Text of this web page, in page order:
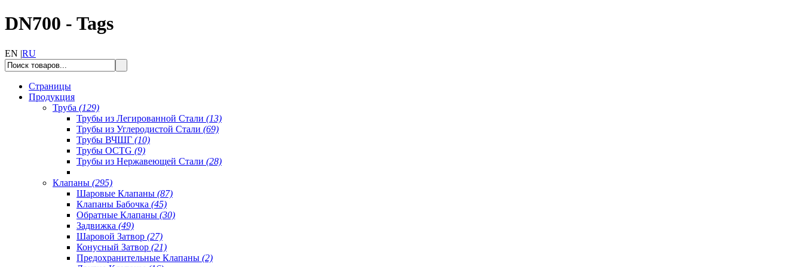
DN700 - Tags
EN |RU
Страницы
Продукция
Труба (129)
Трубы из Легированной Стали (13)
Трубы из Углеродистой Стали (69)
Трубы ВЧШГ (10)
Трубы OCTG (9)
Трубы из Нержавеющей Стали (28)
Клапаны (295)
Шаровые Клапаны (87)
Клапаны Бабочка (45)
Обратные Клапаны (30)
Задвижка (49)
Шаровой Затвор (27)
Конусный Затвор (21)
Предохранительные Клапаны (2)